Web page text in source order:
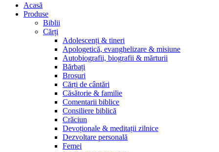
Acasă
Produse
Biblii
Cărți
Adolescenți & tineri
Apologetică, evanghelizare & misiune
Autobiografii, biografii & mărturii
Bărbați
Broșuri
Cărți de cântări
Căsătorie & familie
Comentarii biblice
Consiliere biblică
Crăciun
Devoționale & meditații zilnice
Dezvoltare personală
Femei